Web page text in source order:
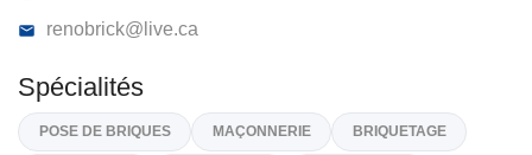
MAÇONNERIE RÉNOBRICK
15A, Côté, St-Charles-de-Bellechasse,
(418) 802-2553